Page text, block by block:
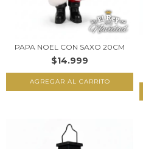
PAPA NOEL CON SAXO 20CM
$14.999